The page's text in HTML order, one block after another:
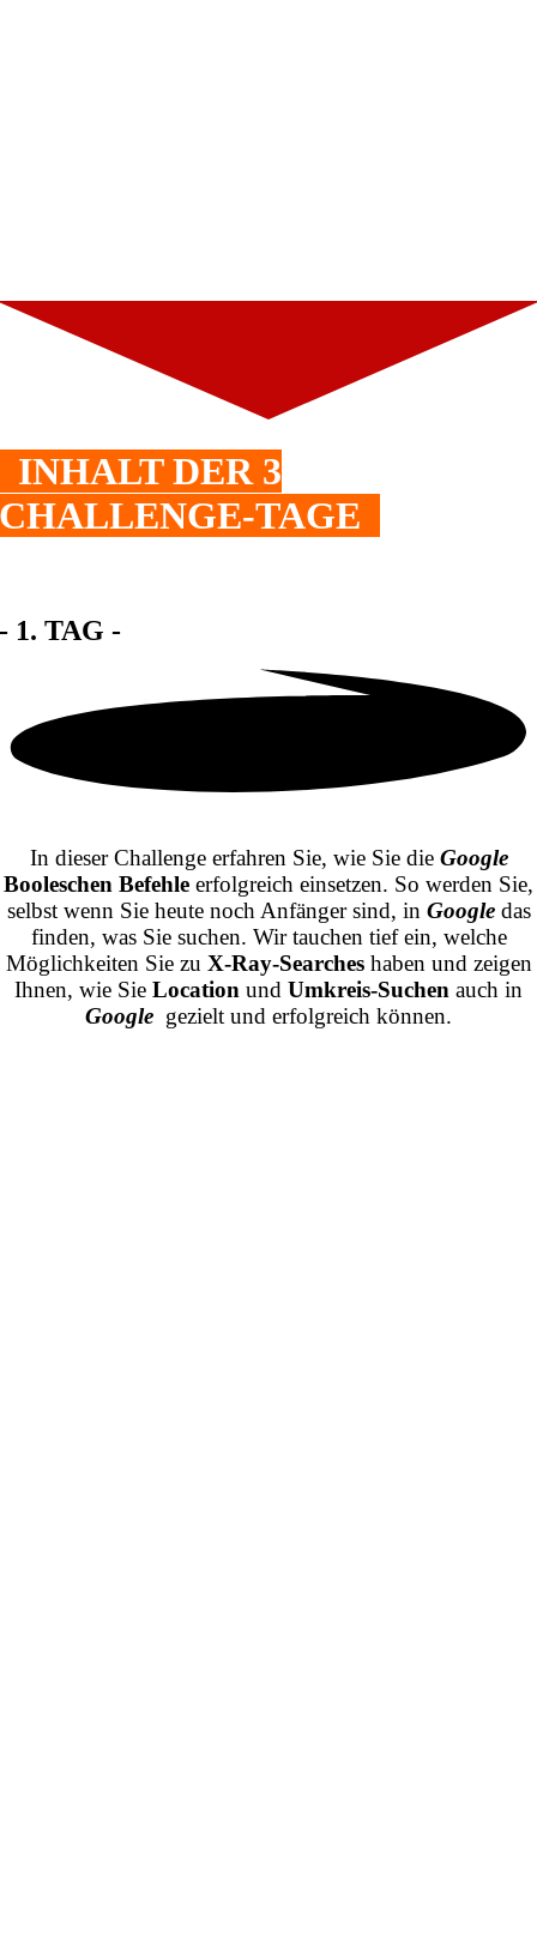
INHALT DER 3
CHALLENGE-TAGE
- 1. TAG -
In dieser Challenge erfahren Sie, wie Sie die Google
Booleschen Befehle erfolgreich einsetzen. So werden Sie,
selbst wenn Sie heute noch Anfänger sind, in Googledas
finden, was Sie suchen. Wir tauchen tief ein, welche
Möglichkeiten Sie zu X-Ray-Searcheshaben und zeigen
Ihnen, wie Sie Location und Umkreis-Suchen auch in
Google gezielt und erfolgreich können.